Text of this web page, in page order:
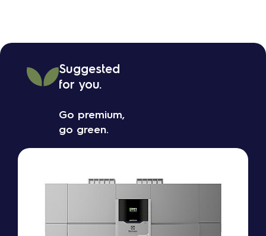
Suggested
for you.
Go premium,
go green.